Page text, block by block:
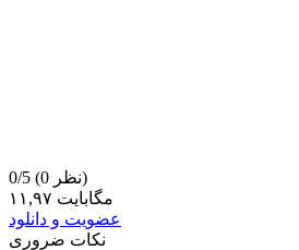
0/5
(0 نظر)
۱۱,۹۷ مگابایت
عضویت و دانلود
نکات ضروری